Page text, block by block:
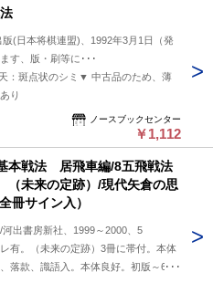
版(日本将棋連盟)、1992年3月1日（発
す、版・刷等に･･･
：斑点状のシミ▼ 中古品のため、薄
り
ノースブックセンター
￥1,112
本戦法 居飛車編/8五飛戦法
（未来の定跡）/現代矢倉の思
サイン入）
出書房新社、1999～2000、5
有。（未来の定跡）3冊に帯付。本体
落款、識語入。本体良好。初版～6